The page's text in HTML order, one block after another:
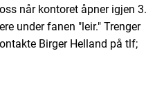
når kontoret åpner igjen 3.
under fanen "leir." Trenger
Birger Helland på tlf;